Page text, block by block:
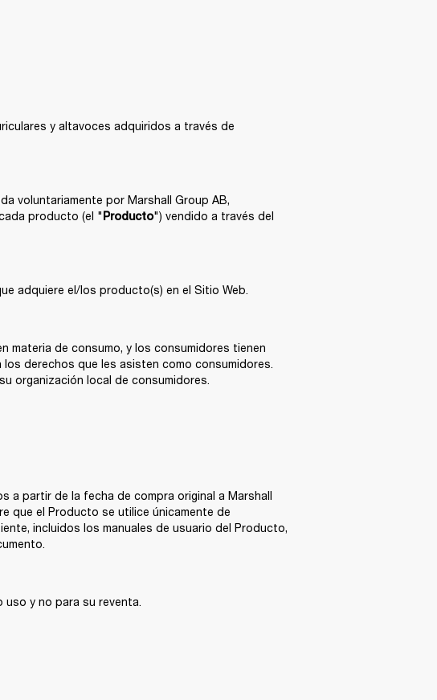
y altavoces adquiridos a través de
voluntariamente por Marshall Group AB,
producto (el " Producto") vendido a través del
adquiere el/los producto(s) en el Sitio Web.
materia de consumo, y los consumidores tienen
derechos que les asisten como consumidores.
organización local de consumidores.
a partir de la fecha de compra original a Marshall
que el Producto se utilice únicamente de
incluidos los manuales de usuario del Producto,
y no para su reventa.